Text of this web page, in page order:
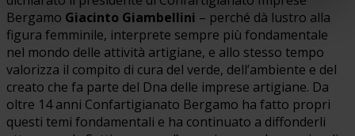
Bergamo Giacinto Giambellini – perché dà lustro alla
figura femminile, interprete sempre più fondamentale
nel mondo delle attività artigiane, e allo stesso tempo
valorizza il compito di cura del verde, dell’ambiente e del
creato che fa parte del Dna delle imprese artigiane. Da
oltre 14 anni Confartigianato Bergamo ha fatto propri
questi temi fondamentali e ha continuato a diffonderli